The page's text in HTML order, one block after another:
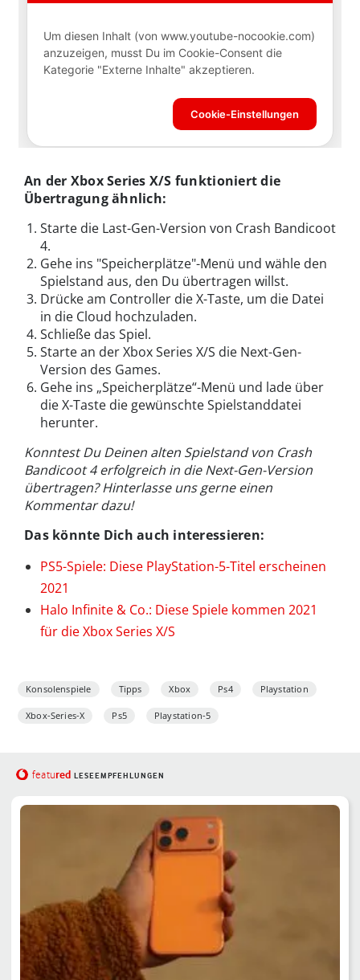
An der Xbox Series X/S funktioniert die
Übertragung ähnlich:
Starte die Last-Gen-Version von Crash Bandicoot
4.
Gehe ins "Speicherplätze"-Menü und wähle den
Spielstand aus, den Du übertragen willst.
Drücke am Controller die X-Taste, um die Datei
in die Cloud hochzuladen.
Schließe das Spiel.
Starte an der Xbox Series X/S die Next-Gen-
Version des Games.
Gehe ins „Speicherplätze“-Menü und lade über
die X-Taste die gewünschte Spielstanddatei
herunter.
Konntest Du Deinen alten Spielstand von Crash
Bandicoot 4 erfolgreich in die Next-Gen-Version
übertragen? Hinterlasse uns gerne einen
Kommentar dazu!
Das könnte Dich auch interessieren:
PS5-Spiele: Diese PlayStation-5-Titel erscheinen
2021
Halo Infinite & Co.: Diese Spiele kommen 2021
für die Xbox Series X/S
Konsolenspiele Tipps Xbox Ps4 Playstation
Xbox-Series-X Ps5 Playstation-5
featured LESEEMPFEHLUNGEN